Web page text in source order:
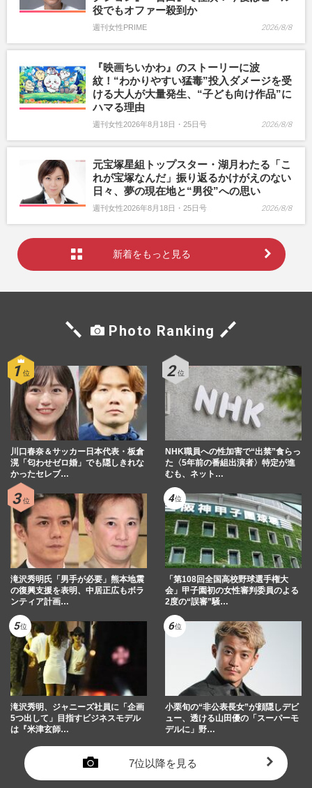
役でもオファー殺到か
週刊女性PRIME 2026/8/8
『映画ちいかわ』のストーリーに波
紋！“わかりやすい猛毒”投入ダメージを受
ける大人が大量発生、“子ども向け作品”に
ハマる理由
週刊女性2026年8月18日・25日号 2026/8/8
元宝塚星組トップスター・湖月わたる「こ
れが宝塚なんだ」振り返るかけがえのない
日々、夢の現在地と“男役”への思い
週刊女性2026年8月18日・25日号 2026/8/8
新着をもっと見る
Photo Ranking
川口春奈＆サッカー日本代表・板倉
滉「匂わせゼロ婚」でも隠しきれな
かったセレブ…
NHK職員への性加害で“出禁”食らっ
た〈5年前の番組出演者〉特定が進
むも、ネット…
滝沢秀明氏「男手が必要」熊本地震
の復興支援を表明、中居正広もボラ
ンティア計画…
「第108回全国高校野球選手権大
会」甲子園初の女性審判委員のよる
2度の“誤審”騒…
滝沢秀明、ジャニーズ社員に「企画
5つ出して」目指すビジネスモデル
は『米津玄師…
小栗旬の“非公表長女”が顔隠しデビ
ュー、透ける山田優の「スーパーモ
デルに」野…
7位以降を見る